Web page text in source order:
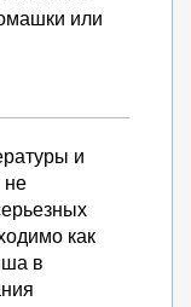
или
и
не
как
в